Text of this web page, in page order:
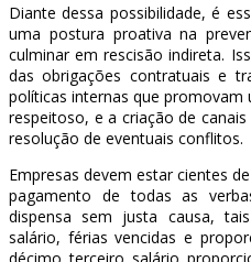
Diante dessa possibilidade, é
uma postura proativa na
culminar em rescisão indireta.
das obrigações contratuais e
políticas internas que
respeitoso, e a criação de
resolução de eventuais conflitos.
Empresas devem estar cientes
pagamento de todas as
dispensa sem justa causa,
salário, férias vencidas e
décimo terceiro salário